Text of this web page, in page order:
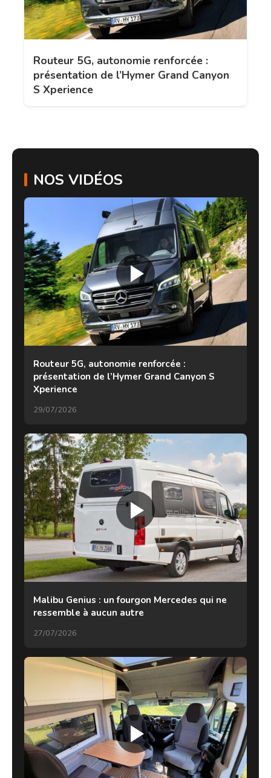
Routeur 5G, autonomie renforcée :
présentation de l’Hymer Grand Canyon
S Xperience
NOS VIDÉOS
Routeur 5G, autonomie renforcée :
présentation de l’Hymer Grand Canyon S
Xperience
29/07/2026
Malibu Genius : un fourgon Mercedes qui ne
ressemble à aucun autre
27/07/2026